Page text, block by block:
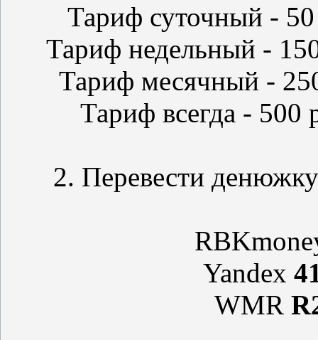
Тариф суточный -
Тариф недельный -
Тариф месячный -
Тариф всегда - 500
2. Перевести
Yandex
WMR